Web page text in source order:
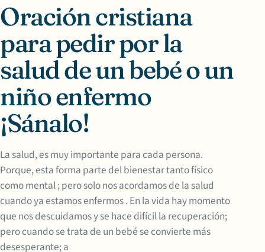
Oración cristiana
para pedir por la
salud de un bebé o un
niño enfermo
¡Sánalo!
La salud, es muy importante para cada persona.
Porque, esta forma parte del bienestar tanto físico
como mental ; pero solo nos acordamos de la salud
cuando ya estamos enfermos . En la vida hay momento
que nos descuidamos y se hace difícil la recuperación;
pero cuando se trata de un bebé se convierte más
desesperante; a